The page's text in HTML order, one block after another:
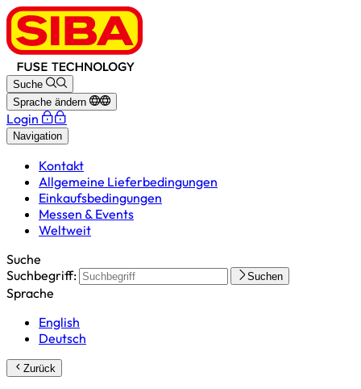
Suche
Sprache ändern
Login
Navigation
Kontakt
Allgemeine Lieferbedingungen
Einkaufsbedingungen
Messen & Events
Weltweit
Suche
Suchbegriff:
Suchen
Sprache
English
Deutsch
Zurück